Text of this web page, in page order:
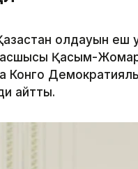
қолдауын еш
Қасым-
Конго
айтты.